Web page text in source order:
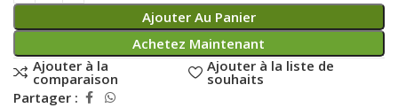
Ajouter Au Panier
Achetez Maintenant
Ajouter à la
comparaison
Ajouter à la liste de
souhaits
Partager :